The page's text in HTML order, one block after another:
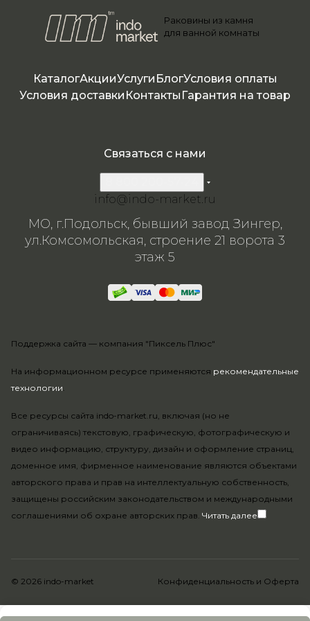
Раковины из камня
для ванной комнаты
КаталогАкцииУслуги БлогУсловия оплаты
Условия доставки Контакты Гарантия на товар
На информационном ресурсе применяются рекомендательные
технологии.
Все ресурсы сайта indo-market.ru, включая (но не
ограничиваясь) текстовую, графическую, фотографическую и
видео информацию, структуру, дизайн и оформление страниц,
доменное имя, фирменное наименование являются объектами
авторского права и прав на интеллектуальную собственность,
защищены российским законодательством и международными
соглашениями об охране авторских прав. Читать далее
Связаться с нами
info@indo-market.ru
МО, г.Подольск, бывший завод Зингер,
ул.Комсомольская, строение 21 ворота 3
этаж 5
Поддержка сайта — компания "Пиксель Плюс"
© 2026 indo-market Конфиденциальность и Оферта